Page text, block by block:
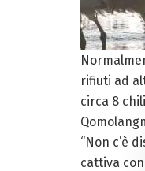
rifiuti ad
circa 8
“Non c’è
cattiva